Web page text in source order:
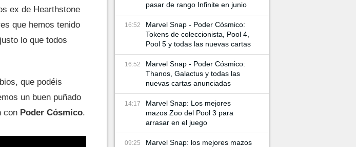
ex de Hearthstone
que hemos tenido
lo que todos
que podéis
un buen puñado
con Poder Cósmico.
pasar de rango Infinite en junio
16:52
Marvel Snap - Poder Cósmico:
Tokens de coleccionista, Pool 4,
Pool 5 y todas las nuevas cartas
16:52
Marvel Snap - Poder Cósmico:
Thanos, Galactus y todas las
nuevas cartas anunciadas
14:17
Marvel Snap: Los mejores
mazos Zoo del Pool 3 para
arrasar en el juego
09:25
Marvel Snap: los mejores mazos